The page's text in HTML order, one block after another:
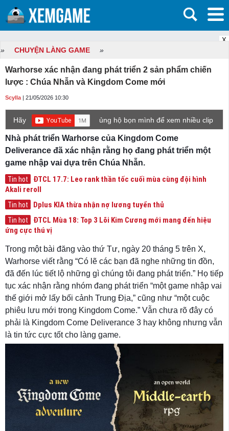
X
» CHUYỆN LÀNG GAME »
Warhorse xác nhận đang phát triển 2 sản phẩm chiến
lược : Chúa Nhẫn và Kingdom Come mới
Scylla | 21/05/2026 10:30
Hãy
ủng hộ bọn mình để xem nhiều clip
game mới hơn nhé!
Nhà phát triển Warhorse của Kingdom Come
Deliverance đã xác nhận rằng họ đang phát triển một
game nhập vai dựa trên Chúa Nhẫn.
Tin hot
ĐTCL 17.7: Leo rank thần tốc cuối mùa cùng đội hình
Akali reroll
Tin hot Dplus KIA thừa nhận nợ lương tuyển thủ
Tin hot
ĐTCL Mùa 18: Top 3 Lõi Kim Cương mới mang đến hiệu
ứng cực thú vị
Trong một bài đăng vào thứ Tư, ngày 20 tháng 5 trên X,
Warhorse viết rằng “Có lẽ các bạn đã nghe những tin đồn,
đã đến lúc tiết lộ những gì chúng tôi đang phát triển.” Họ tiếp
tục xác nhận rằng nhóm đang phát triển “một game nhập vai
thế giới mở lấy bối cảnh Trung Địa,” cũng như “một cuộc
phiêu lưu mới trong Kingdom Come.” Vẫn chưa rõ đây có
phải là Kingdom Come Deliverance 3 hay không nhưng vẫn
là tin tức cực tốt cho làng game.